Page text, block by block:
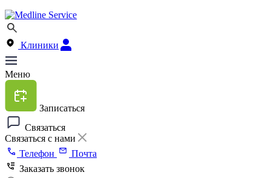
Клиники
Меню
Записаться
Связаться
Связаться с нами
Телефон
Почта
Заказать звонок